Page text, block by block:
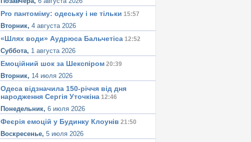
Pro пантоміму: одеську i не тiльки 15:57
Вторник, 4 августа 2026
«Шлях води» Аудрюса Бальчетiса 12:52
Суббота, 1 августа 2026
Емоційний шок за Шекспіром 20:39
Вторник, 14 июля 2026
Одеса відзначила 150-річчя від дня
народження Сергія Уточкіна 12:46
Понедельник, 6 июля 2026
Феєрія емоцій у Будинку Клоунів 21:50
Воскресенье, 5 июля 2026